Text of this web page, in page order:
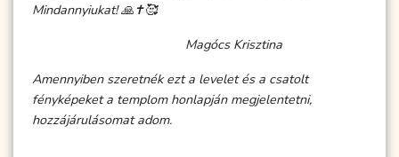
Mindannyiukat! 🙏✝️🥰
Magócs Krisztina
Amennyiben szeretnék ezt a levelet és a csatolt
fényképeket a templom honlapján megjelentetni,
hozzájárulásomat adom.